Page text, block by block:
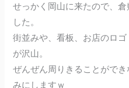
せっかく岡山に来たので、
した。
街並みや、看板、お店のロ
が沢山。
ぜんぜん周りきることがで
みにしますｗ